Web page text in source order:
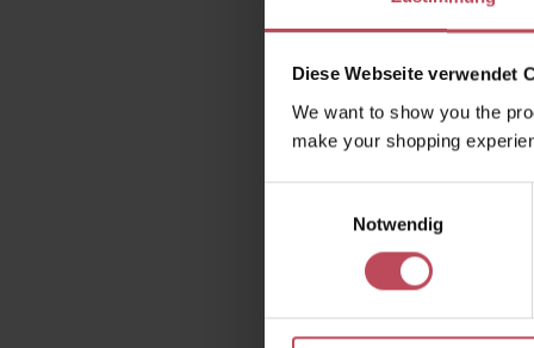
Diese Webseite verwendet
We want to show you the
make your shopping
Notwendig
direkt